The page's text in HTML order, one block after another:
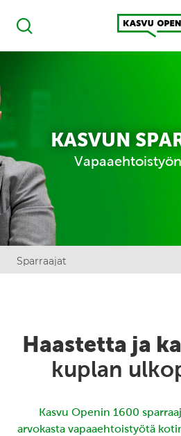
Haku
Kasvu Open
KASVUN
Sparraajat
Haastetta ja
kuplan
Kasvu Openin 1600
arvokasta vapaaehtoistyötä